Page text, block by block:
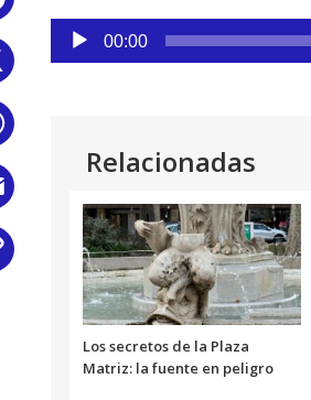
Reproductor
de
00:00
Relacionadas
Los secretos de la Plaza
Matriz: la fuente en peligro